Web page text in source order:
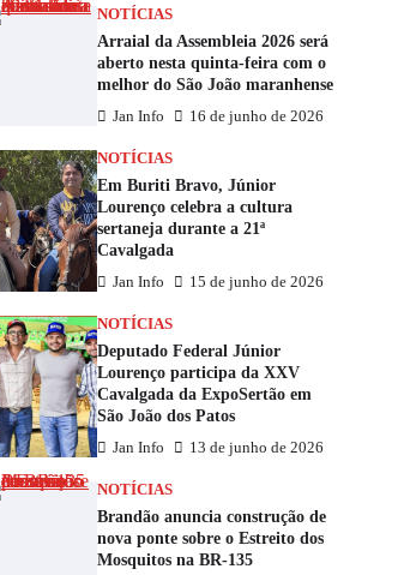
NOTÍCIAS
Arraial da Assembleia 2026 será
aberto nesta quinta-feira com o
melhor do São João maranhense
Jan Info 16 de junho de 2026
NOTÍCIAS
Em Buriti Bravo, Júnior
Lourenço celebra a cultura
sertaneja durante a 21ª
Cavalgada
Jan Info 15 de junho de 2026
NOTÍCIAS
Deputado Federal Júnior
Lourenço participa da XXV
Cavalgada da ExpoSertão em
São João dos Patos
Jan Info 13 de junho de 2026
NOTÍCIAS
Brandão anuncia construção de
nova ponte sobre o Estreito dos
Mosquitos na BR-135